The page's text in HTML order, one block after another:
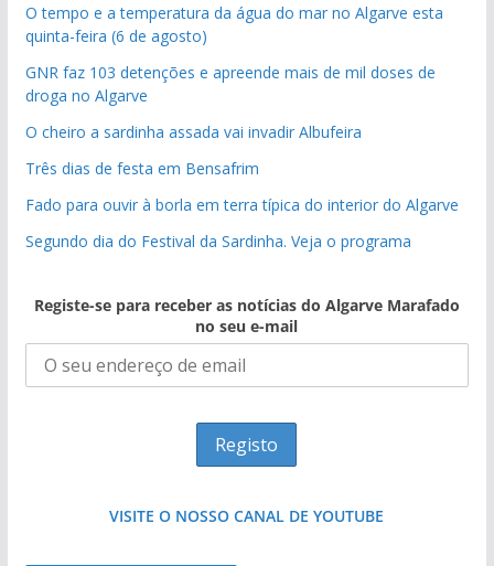
O tempo e a temperatura da água do mar no Algarve esta
quinta-feira (6 de agosto)
GNR faz 103 detenções e apreende mais de mil doses de
droga no Algarve
O cheiro a sardinha assada vai invadir Albufeira
Três dias de festa em Bensafrim
Fado para ouvir à borla em terra típica do interior do Algarve
Segundo dia do Festival da Sardinha. Veja o programa
Registe-se para receber as notícias do Algarve Marafado
no seu e-mail
VISITE O NOSSO CANAL DE YOUTUBE